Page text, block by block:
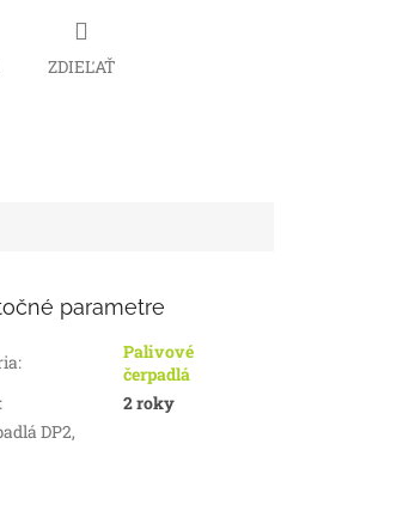
ZDIEĽAŤ
parametre
:
Palivové
čerpadlá
:
2 roky
DP2,